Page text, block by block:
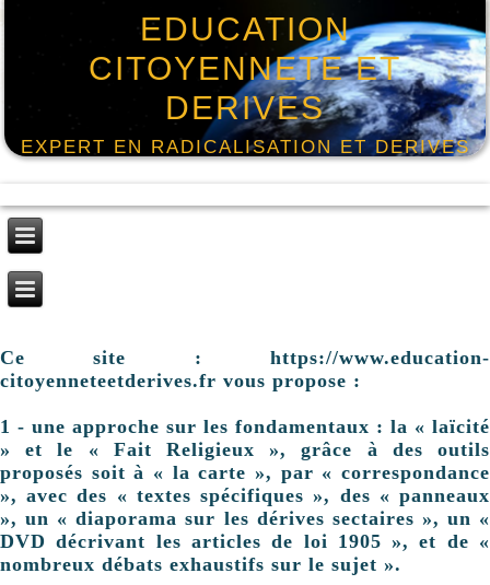
EDUCATION
CITOYENNETE ET
DERIVES
EXPERT EN RADICALISATION ET DERIVES
Ce site : https://www.education-
citoyenneteetderives.fr vous propose :
1 - une approche sur les fondamentaux : la « laïcité
» et le « Fait Religieux », grâce à des outils
proposés soit à « la carte », par « correspondance
», avec des « textes spécifiques », des « panneaux
», un « diaporama sur les dérives sectaires », un «
DVD décrivant les articles de loi 1905 », et de «
nombreux débats exhaustifs sur le sujet ».